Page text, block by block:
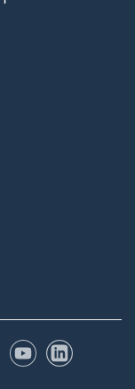
YouTubeLinkedIn